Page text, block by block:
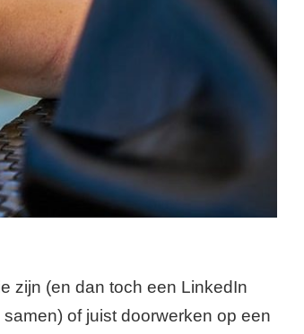
zijn (en dan toch een LinkedIn
of juist doorwerken op een